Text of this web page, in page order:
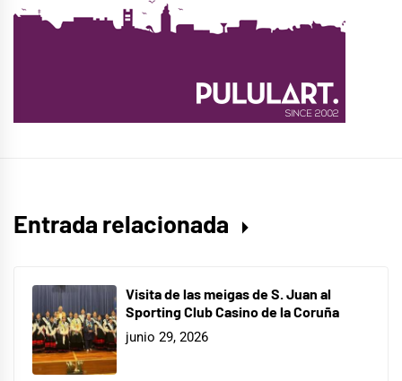
Entrada relacionada
Visita de las meigas de S. Juan al
Sporting Club Casino de la Coruña
junio 29, 2026